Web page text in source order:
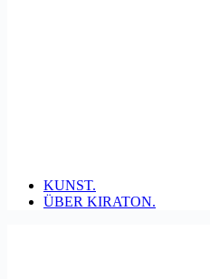
KUNST.
ÜBER KIRATON.